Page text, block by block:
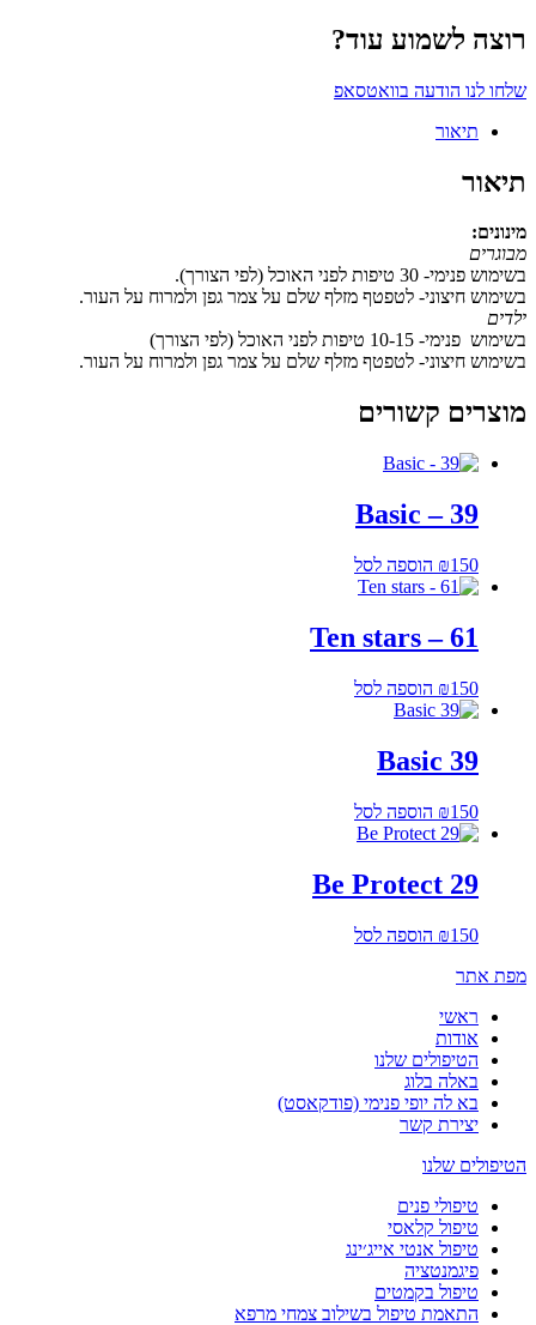
רוצה לשמוע עוד?
שלחו לנו הודעה בוואטסאפ
תיאור
תיאור
מינונים:
מבוגרים
בשימוש פנימי- 30 טיפות לפני האוכל (לפי הצורך).
בשימוש חיצוני- לטפטף מזלף שלם על צמר גפן ולמרוח על העור.
ילדים
בשימוש פנימי- 10-15 טיפות לפני האוכל (לפי הצורך)
בשימוש חיצוני- לטפטף מזלף שלם על צמר גפן ולמרוח על העור.
מוצרים קשורים
39 – Basic
₪150 הוספה לסל
61 – Ten stars
₪150 הוספה לסל
Basic 39
₪150 הוספה לסל
Be Protect 29
₪150
הוספה לסל
מפת אתר
ראשי
אודות
הטיפולים שלנו
באלה בלוג
בא לה יופי פנימי (פודקאסט)
יצירת קשר
הטיפולים שלנו
טיפולי פנים
טיפול קלאסי
טיפול אנטי אייג׳ינג
פיגמנטציה
טיפול בקמטים
התאמת טיפול בשילוב צמחי מרפא